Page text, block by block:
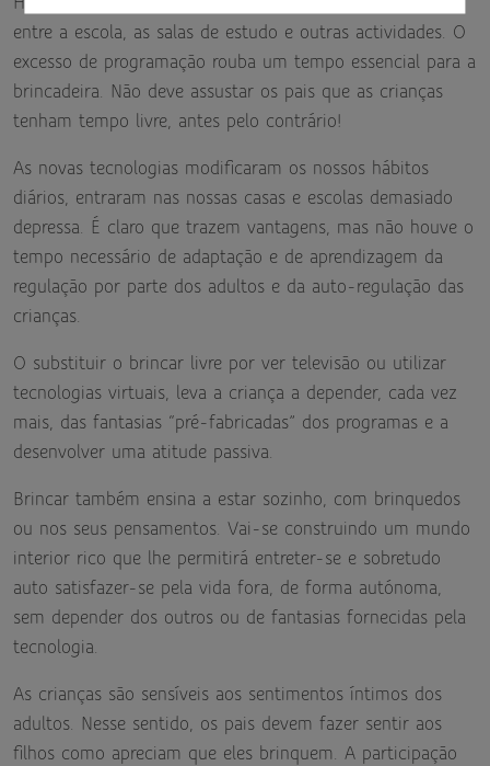
entre a escola, as salas de estudo e outras actividades. O
excesso de programação rouba um tempo essencial para a
brincadeira. Não deve assustar os pais que as crianças
tenham tempo livre, antes pelo contrário!
As novas tecnologias modificaram os nossos hábitos
diários, entraram nas nossas casas e escolas demasiado
depressa. É claro que trazem vantagens, mas não houve o
tempo necessário de adaptação e de aprendizagem da
regulação por parte dos adultos e da auto-regulação das
crianças.
O substituir o brincar livre por ver televisão ou utilizar
tecnologias virtuais, leva a criança a depender, cada vez
mais, das fantasias “pré-fabricadas” dos programas e a
desenvolver uma atitude passiva.
Brincar também ensina a estar sozinho, com brinquedos
ou nos seus pensamentos. Vai-se construindo um mundo
interior rico que lhe permitirá entreter-se e sobretudo
auto satisfazer-se pela vida fora, de forma autónoma,
sem depender dos outros ou de fantasias fornecidas pela
tecnologia.
As crianças são sensíveis aos sentimentos íntimos dos
adultos. Nesse sentido, os pais devem fazer sentir aos
filhos como apreciam que eles brinquem. A participação